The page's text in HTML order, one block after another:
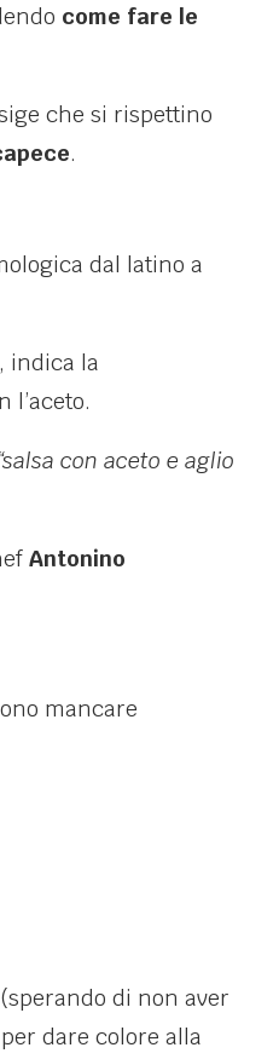
come fare le
che si rispettino
.
dal latino a
indica la
l’aceto.
con aceto e aglio
Antonino
mancare
di non aver
dare colore alla